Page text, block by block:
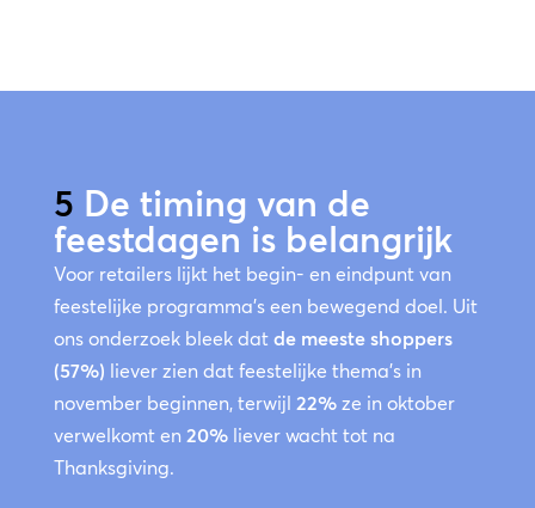
5 De timing van de
feestdagen is belangrijk
Voor retailers lijkt het begin- en eindpunt van
feestelijke programma’s een bewegend doel. Uit
ons onderzoek bleek dat de meeste shoppers
(57%) liever zien dat feestelijke thema’s in
november beginnen, terwijl 22%ze in oktober
verwelkomt en 20%liever wacht tot na
Thanksgiving.